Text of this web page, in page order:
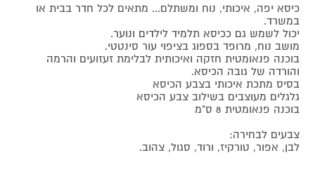
כיסא יפה, איכותי, נוח ומשתלם... מתאים לכל חדר בבית או
במשרד.
יכול לשמש גם ככיסא תלמיד לילדים ונוער.
מושב נוח, מרופד בספוג בציפוי עור סינטטי.
בוכנה פנאומטית חזקה ואיכותית לבלימת זעזועים והרמה
והורדה של גובה הכיסא.
בסיס מתכת איכותי בצבע הכיסא
גלגלים מעוצבים בשילוב צבע הכיסא
בוכנה פנאומטית 8 ס"מ
צבעים לבחירה:
לבן, אפור, טורקיז, ורוד, סגול, צהוב.